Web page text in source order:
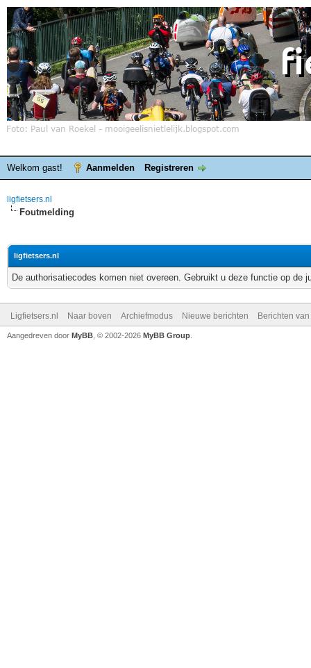
Welkom gast! Aanmelden Registreren
ligfietsers.nl
Foutmelding
ligfietsers.nl
De authorisatiecodes komen niet overeen. Gebruikt u deze functie op de
Ligfietsers.nl Naar boven Archiefmodus Nieuwe berichten Berichten
Aangedreven door MyBB , © 2002-2026 MyBB Group